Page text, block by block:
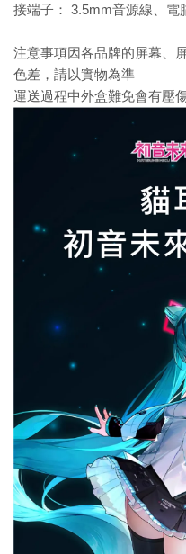
接端子： 3.5mm音源線、電
注意事項因各品牌的屏幕、
色差，請以實物為準
運送過程中外盒難免會有壓